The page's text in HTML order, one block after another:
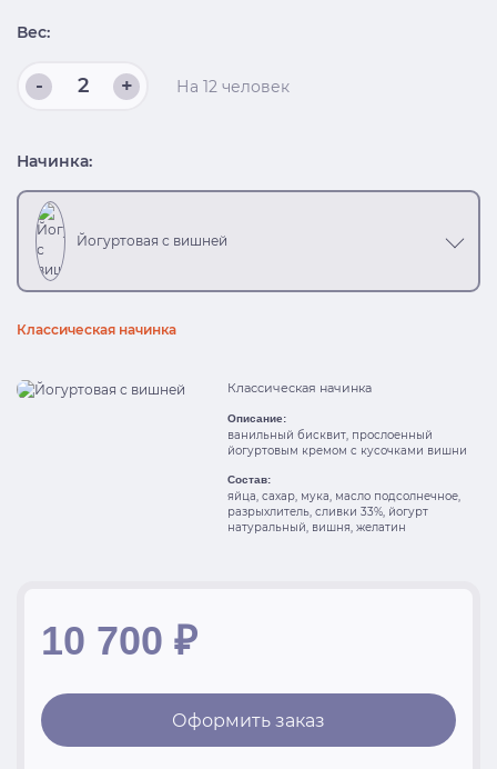
Вес:
- + На 12 человек
Начинка:
Йогуртовая с вишней
Классическая начинка
Классическая начинка
Описание:
ванильный бисквит, прослоенный
йогуртовым кремом с кусочками вишни
Состав:
яйца, сахар, мука, масло подсолнечное,
разрыхлитель, сливки 33%, йогурт
натуральный, вишня, желатин
10 700 ₽
Оформить заказ